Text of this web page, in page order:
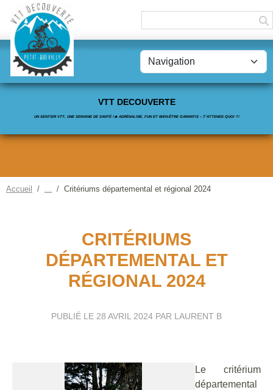
VTT DECOUVERTE
UN SENTIER VTT, UNE SEMAINE DE SANTÉ !🔥 ADRÉNALINE, FUN ET BIEN-ÊTRE GARANTIS – T’ATTENDS QUOI ?!
Accueil Critériums départemental et régional 2024
CRITÉRIUMS
DÉPARTEMENTAL ET
RÉGIONAL 2024
PUBLIÉ LE 28 AVRIL 2024 PAR LAURENT B
Le critérium
départemental
Panneau de gestion des cookies